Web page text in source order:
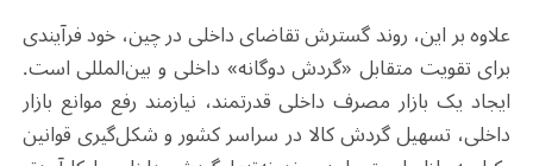
علاوه بر این، روند گسترش تقاضای داخلی در چین، خود فرآیندی
برای تقویت متقابل «گردش دوگانه» داخلی و بین‌المللی است.
ایجاد یک بازار مصرف داخلی قدرتمند، نیازمند رفع موانع بازار
داخلی، تسهیل گردش کالا در سراسر کشور و شکل‌گیری قوانین